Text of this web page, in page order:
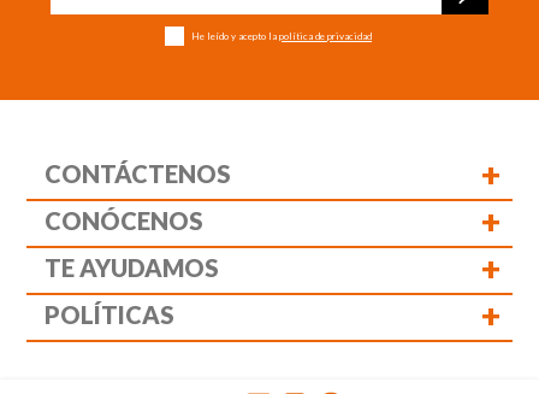
He leído y acepto la política de privacidad
CONTÁCTENOS +
CONÓCENOS +
TE AYUDAMOS +
POLÍTICAS +